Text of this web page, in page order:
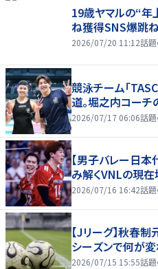
19歳ヤマルの“年
ね獲得SNS爆跳
2026/07/20 11:12話
競泳チーム「
道。堀之内コー
2026/07/17 06:06話
【男子バレー日
み解くVNLの現在
2026/07/16 16:42話
【Jリーグ】秋春
シーズンで何が
2026/07/15 15:55話